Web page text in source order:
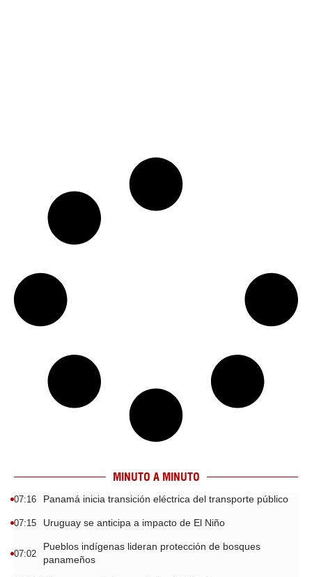
MINUTO A MINUTO
07:16 Panamá inicia transición eléctrica del transporte público
07:15 Uruguay se anticipa a impacto de El Niño
07:02
Pueblos indígenas lideran protección de bosques
panameños